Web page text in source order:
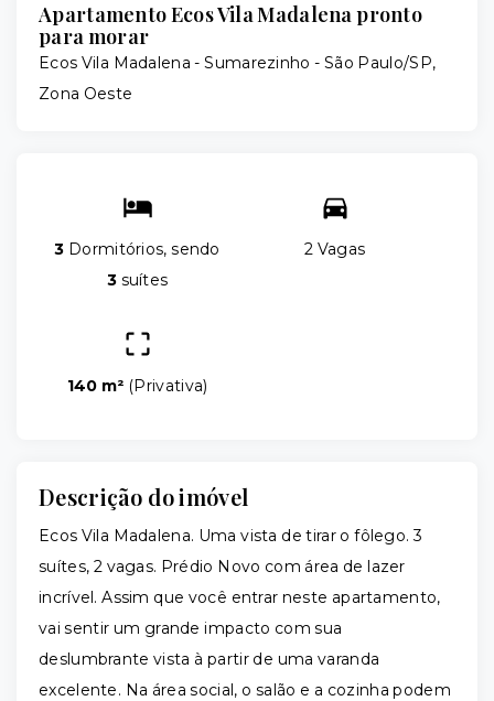
Apartamento Ecos Vila Madalena pronto
para morar
Ecos Vila Madalena -Sumarezinho - São Paulo/SP,
Zona Oeste
3 Dormitórios, sendo
3suítes
2 Vagas
140 m² (Privativa)
Descrição do imóvel
Ecos Vila Madalena. Uma vista de tirar o fôlego. 3
suítes, 2 vagas. Prédio Novo com área de lazer
incrível. Assim que você entrar neste apartamento,
vai sentir um grande impacto com sua
deslumbrante vista à partir de uma varanda
excelente. Na área social, o salão e a cozinha podem